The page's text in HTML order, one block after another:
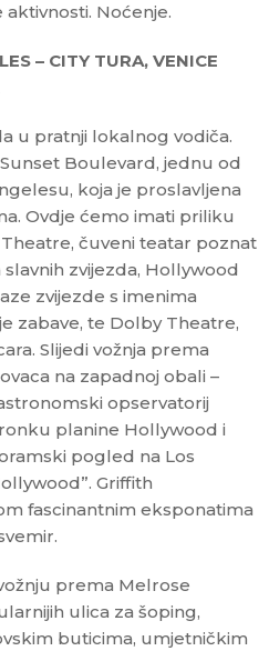
Noćenje.
– CITY TURA, VENICE
u pratnji lokalnog vodiča.
Boulevard, jednu od
koja je proslavljena
Ovdje ćemo imati priliku
Theatre, čuveni teatar poznat
zvijezda, Hollywood
zvijezde s imenima
zabave, te Dolby Theatre,
Slijedi vožnja prema
na zapadnoj obali –
opservatorij
planine Hollywood i
pogled na Los
Griffith
fascinantnim eksponatima
prema Melrose
ulica za šoping,
buticima, umjetničkim